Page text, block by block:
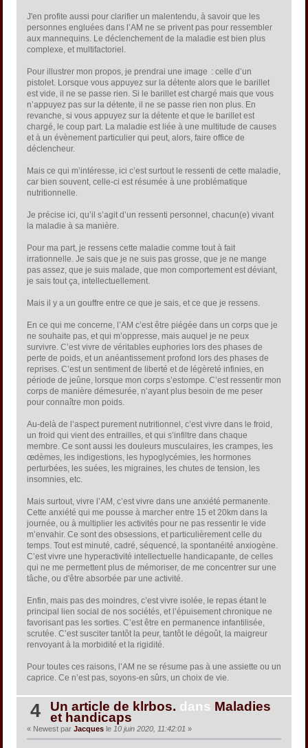
J'en profite aussi pour clarifier un malentendu, à savoir que les
personnes engluées dans l’AM ne se privent pas pour ressembler
aux mannequins. Le déclenchement de la maladie est bien plus
complexe, et multifactoriel.
Pour illustrer mon propos, je prendrai une image : celle d’un
pistolet. Lorsque vous appuyez sur la détente alors que le barillet
est vide, il ne se passe rien. Si le barillet est chargé mais que vous
n’appuyez pas sur la détente, il ne se passe rien non plus. En
revanche, si vous appuyez sur la détente et que le barillet est
chargé, le coup part. La maladie est liée à une multitude de causes
et à un évènement particulier qui peut, alors, faire office de
déclencheur.
Mais ce qui m’intéresse, ici c’est surtout le ressenti de cette maladie,
car bien souvent, celle-ci est résumée à une problématique
nutritionnelle.
Je précise ici, qu’il s’agit d’un ressenti personnel, chacun(e) vivant
la maladie à sa manière.
Pour ma part, je ressens cette maladie comme tout à fait
irrationnelle. Je sais que je ne suis pas grosse, que je ne mange
pas assez, que je suis malade, que mon comportement est déviant,
je sais tout ça, intellectuellement.
Mais il y a un gouffre entre ce que je sais, et ce que je ressens.
En ce qui me concerne, l’AM c’est être piégée dans un corps que je
ne souhaite pas, et qui m’oppresse, mais auquel je ne peux
survivre. C’est vivre de véritables euphories lors des phases de
perte de poids, et un anéantissement profond lors des phases de
reprises. C’est un sentiment de liberté et de légèreté infinies, en
période de jeûne, lorsque mon corps s’estompe. C’est ressentir mon
corps de manière démesurée, n’ayant plus besoin de me peser
pour connaître mon poids.
Au-delà de l’aspect purement nutritionnel, c’est vivre dans le froid,
un froid qui vient des entrailles, et qui s’infiltre dans chaque
membre. Ce sont aussi les douleurs musculaires, les crampes, les
œdèmes, les indigestions, les hypoglycémies, les hormones
perturbées, les suées, les migraines, les chutes de tension, les
insomnies, etc.
Mais surtout, vivre l’AM, c’est vivre dans une anxiété permanente.
Cette anxiété qui me pousse à marcher entre 15 et 20km dans la
journée, ou à multiplier les activités pour ne pas ressentir le vide
m’envahir. Ce sont des obsessions, et particulièrement celle du
temps. Tout est minuté, cadré, séquencé, la spontanéité anxiogène.
C’est vivre une hyperactivité intellectuelle handicapante, de celles
qui ne me permettent plus de mémoriser, de me concentrer sur une
tâche, ou d'être absorbée par une activité.
Enfin, mais pas des moindres, c’est vivre isolée, le repas étant le
principal lien social de nos sociétés, et l’épuisement chronique ne
favorisant pas les sorties. C’est être en permanence infantilisée,
scrutée. C’est susciter tantôt la peur, tantôt le dégoût, la maigreur
renvoyant à la morbidité et la rigidité.
Pour toutes ces raisons, l’AM ne se résume pas à une assiette ou un
caprice. Ce n’est pas, soyons-en sûrs, un choix de vie.
4 Un article de klrbos. dans Maladies
et handicaps
« Newest par Jacques le10 juin 2020, 11:42:01 »